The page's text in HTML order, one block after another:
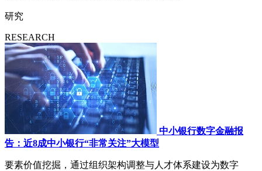
研究
RESEARCH
中小银行数字金融报
告：近8成中小银行“非常关注”大模型
要素价值挖掘，通过组织架构调整与人才体系建设为数字